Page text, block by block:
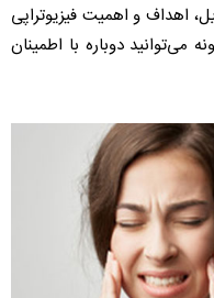
اهداف و اهمیت فیزیوتراپی
می‌توانید دوباره با اطمینان